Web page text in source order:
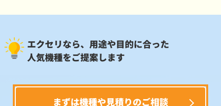
エクセリなら、用途や目的に合った
人気機種をご提案します
まずは機種や見積りのご相談